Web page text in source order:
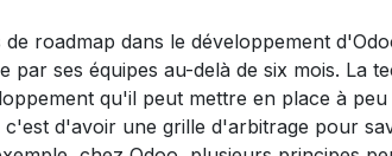
roadmap dans le développement
ses équipes au-delà de six mois. La
qu'il peut mettre en place à peu
d'avoir une grille d'arbitrage pour